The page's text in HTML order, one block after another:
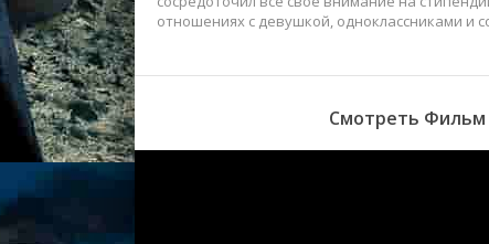
отношениях с девушкой, одноклассниками и
Смотреть Фильм